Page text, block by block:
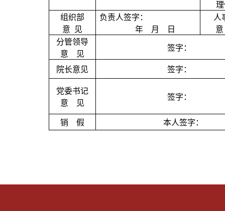
组织部
意
见
负责人签字：
年
月 日
人
意
分管领导
意
见
签字：
院长意见 签字：
党委书记
意
见
签字：
销 假 本人签字：